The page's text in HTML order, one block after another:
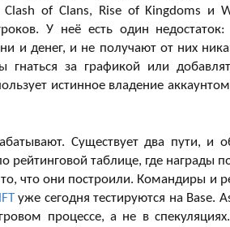
of Clans, Rise of Kingdoms и
У неё есть один
и денег, и не получают от них
гнаться за графикой или
истинное владение
Существует два пути, и
рейтинговой таблице, где награды
что они построили. Командиры и
уже сегодня тестируются на Base.
процессе, а не в